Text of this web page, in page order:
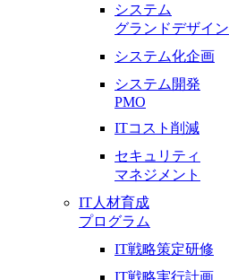
システム
グランドデザイン
システム化企画
システム開発
PMO
ITコスト削減
セキュリティ
マネジメント
IT人材育成
プログラム
IT戦略策定研修
IT戦略実行計画